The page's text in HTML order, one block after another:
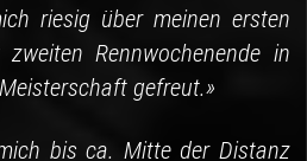
riesig über meinen ersten
Rennwochenende in
gefreut.»
bis ca. Mitte der Distanz